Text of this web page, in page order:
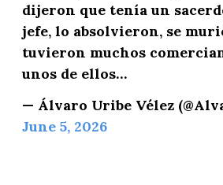
dijeron que tenía un
jefe, lo absolvieron, se
tuvieron muchos
unos de ellos…
— Álvaro Uribe Vélez
June 5, 2026